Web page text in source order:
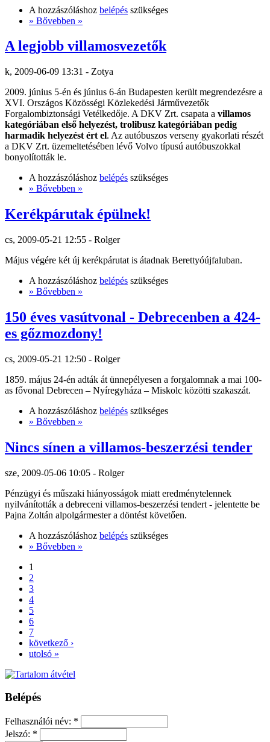
A hozzászóláshoz belépés szükséges
» Bővebben »
A legjobb villamosvezetők
k, 2009-06-09 13:31 - Zotya
2009. június 5-én és június 6-án Budapesten került megrendezésre a
XVI. Országos Közösségi Közlekedési Járművezetők
Forgalombiztonsági Vetélkedője. A DKV Zrt. csapata a villamos
kategóriában első helyezést, trolibusz kategóriában pedig
harmadik helyezést ért el. Az autóbuszos verseny gyakorlati részét
a DKV Zrt. üzemeltetésében lévő Volvo típusú autóbuszokkal
bonyolították le.
A hozzászóláshoz belépés szükséges
» Bővebben »
Kerékpárutak épülnek!
cs, 2009-05-21 12:55 - Rolger
Május végére két új kerékpárutat is átadnak Berettyóújfaluban.
A hozzászóláshoz belépés szükséges
» Bővebben »
150 éves vasútvonal - Debrecenben a 424-
es gőzmozdony!
cs, 2009-05-21 12:50 - Rolger
1859. május 24-én adták át ünnepélyesen a forgalomnak a mai 100-
as fővonal Debrecen – Nyíregyháza – Miskolc közötti szakaszát.
A hozzászóláshoz belépés szükséges
» Bővebben »
Nincs sínen a villamos-beszerzési tender
sze, 2009-05-06 10:05 - Rolger
Pénzügyi és műszaki hiányosságok miatt eredménytelennek
nyilvánították a debreceni villamos-beszerzési tendert - jelentette be
Pajna Zoltán alpolgármester a döntést követően.
A hozzászóláshoz belépés szükséges
» Bővebben »
1
2
3
4
5
6
7
következő ›
utolsó »
Belépés
Felhasználói név: *
Jelszó: *